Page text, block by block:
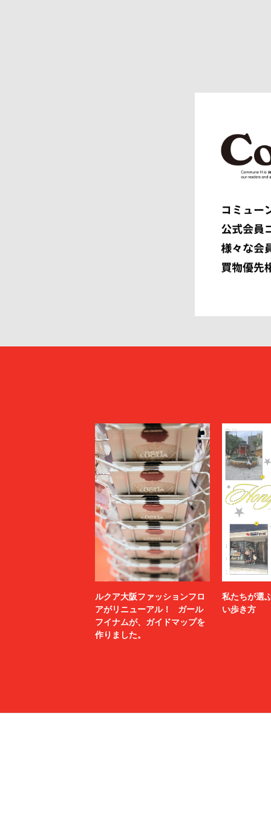
ルクア大阪ファッションフロ
アがリニューアル！ ガール
フイナムが、ガイドマップを
作りました。
私たちが選
い歩き方